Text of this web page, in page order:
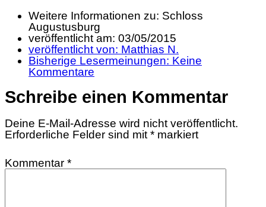
Weitere Informationen zu: Schloss
Augustusburg
veröffentlicht am: 03/05/2015
veröffentlicht von: Matthias N.
Bisherige Lesermeinungen: Keine
Kommentare
Schreibe einen Kommentar
Deine E-Mail-Adresse wird nicht veröffentlicht.
Erforderliche Felder sind mit * markiert
Kommentar *